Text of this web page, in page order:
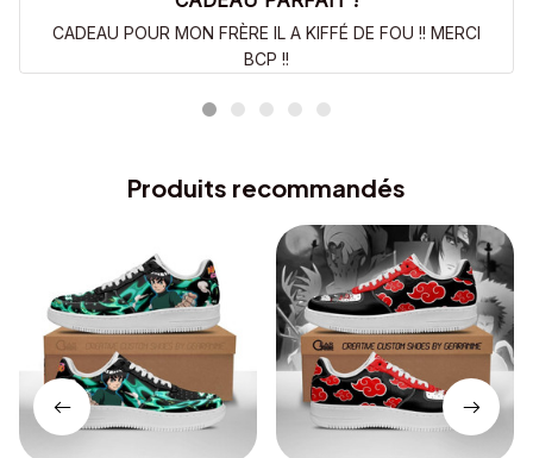
CADEAU POUR MON FRÈRE IL A KIFFÉ DE FOU !! MERCI
BCP !!
Produits recommandés